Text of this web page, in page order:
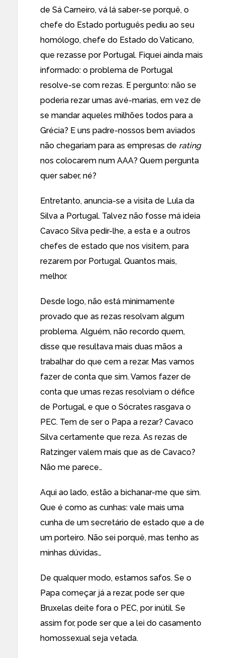
de Sá Carneiro, vá lá saber-se porquê, o
chefe do Estado português pediu ao seu
homólogo, chefe do Estado do Vaticano,
que rezasse por Portugal. Fiquei ainda mais
informado: o problema de Portugal
resolve-se com rezas. E pergunto: não se
poderia rezar umas avé-marias, em vez de
se mandar aqueles milhões todos para a
Grécia? E uns padre-nossos bem aviados
não chegariam para as empresas de rating
nos colocarem num AAA? Quem pergunta
quer saber, né?
Entretanto, anuncia-se a visita de Lula da
Silva a Portugal. Talvez não fosse má ideia
Cavaco Silva pedir-lhe, a esta e a outros
chefes de estado que nos visitem, para
rezarem por Portugal. Quantos mais,
melhor.
Desde logo, não está minimamente
provado que as rezas resolvam algum
problema. Alguém, não recordo quem,
disse que resultava mais duas mãos a
trabalhar do que cem a rezar. Mas vamos
fazer de conta que sim. Vamos fazer de
conta que umas rezas resolviam o défice
de Portugal, e que o Sócrates rasgava o
PEC. Tem de ser o Papa a rezar? Cavaco
Silva certamente que reza. As rezas de
Ratzinger valem mais que as de Cavaco?
Não me parece…
Aqui ao lado, estão a bichanar-me que sim.
Que é como as cunhas: vale mais uma
cunha de um secretário de estado que a de
um porteiro. Não sei porquê, mas tenho as
minhas dúvidas…
De qualquer modo, estamos safos. Se o
Papa começar já a rezar, pode ser que
Bruxelas deite fora o PEC, por inútil. Se
assim for, pode ser que a lei do casamento
homossexual seja vetada.